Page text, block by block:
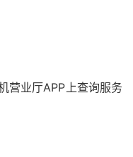
营业厅APP上查询服务